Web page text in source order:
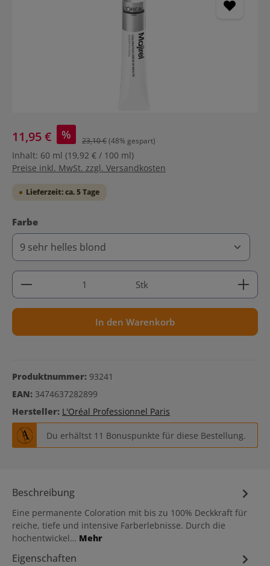
11,95 € % 23,10 €(48% gespart)
Inhalt: 60 ml (19,92 € / 100 ml)
Preise inkl. MwSt. zzgl. Versandkosten
Lieferzeit: ca. 5 Tage
Farbeauswählen
Produkt Anzahl: Gib den gewünschten Wert ein
Stk
In den Warenkorb
Produktnummer: 93241
EAN: 3474637282899
Hersteller: L'Oréal Professionnel Paris
Du erhältst 11 Bonuspunkte für diese Bestellung.
Beschreibung
Eine permanente Coloration mit bis zu 100% Deckkraft für
reiche, tiefe und intensive Farberlebnisse. Durch die
hochentwickel… Mehr
Eigenschaften